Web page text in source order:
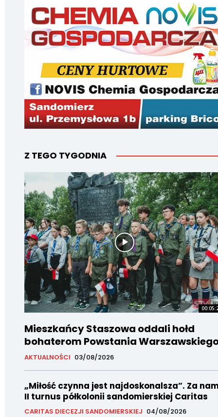
Z TEGO TYGODNIA
Mieszkańcy Staszowa oddali hołd
bohaterom Powstania
AKTUALNOŚCI 03/08/2026
„Miłość czynna jest najdoskonalsza”. Za
II turnus półkolonii sandomierskiej Caritas
CARITAS DIECEZJI SANDOMIERSKIEJ 04/08/2026